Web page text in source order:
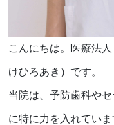
こんにちは。医療法
けひろあき）です。
当院は、予防歯科や
に特に力を入れていま